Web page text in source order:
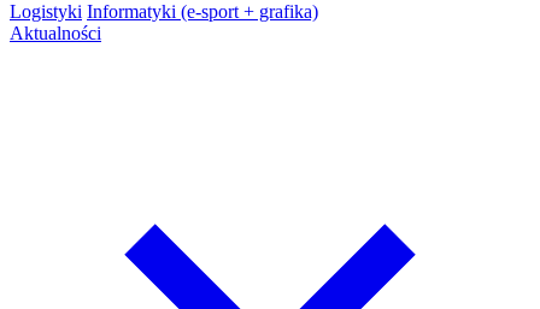
Logistyki Informatyki (e-sport + grafika)
Aktualności